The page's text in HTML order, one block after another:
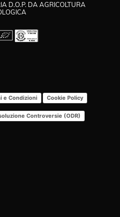
D.O.P. DA AGRICOLTURA
e Condizioni Cookie Policy
Controversie (ODR)